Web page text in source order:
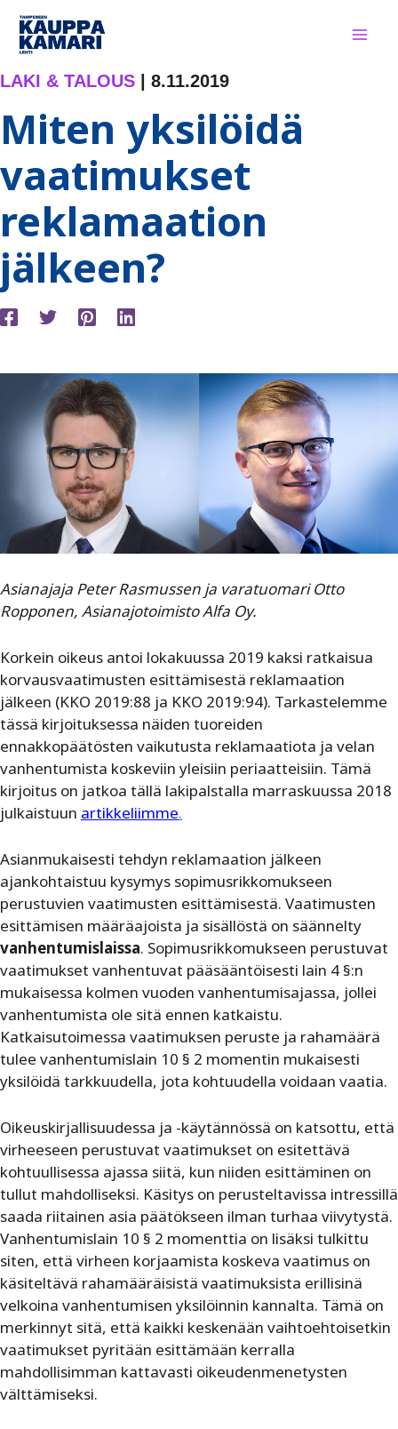
Siirry
sisältöön
LAKI & TALOUS 8.11.2019
Miten yksilöidä
vaatimukset
reklamaation
jälkeen?
Asianajaja Peter Rasmussen ja varatuomari Otto
Ropponen, Asianajotoimisto Alfa Oy.
Korkein oikeus antoi lokakuussa 2019 kaksi ratkaisua
korvausvaatimusten esittämisestä reklamaation
jälkeen (KKO 2019:88 ja KKO 2019:94). Tarkastelemme
tässä kirjoituksessa näiden tuoreiden
ennakkopäätösten vaikutusta reklamaatiota ja velan
vanhentumista koskeviin yleisiin periaatteisiin. Tämä
kirjoitus on jatkoa tällä lakipalstalla marraskuussa 2018
julkaistuun artikkeliimme.
Asianmukaisesti tehdyn reklamaation jälkeen
ajankohtaistuu kysymys sopimusrikkomukseen
perustuvien vaatimusten esittämisestä. Vaatimusten
esittämisen määräajoista ja sisällöstä on säännelty
vanhentumislaissa. Sopimusrikkomukseen perustuvat
vaatimukset vanhentuvat pääsääntöisesti lain 4 §:n
mukaisessa kolmen vuoden vanhentumisajassa, jollei
vanhentumista ole sitä ennen katkaistu.
Katkaisutoimessa vaatimuksen peruste ja rahamäärä
tulee vanhentumislain 10 § 2 momentin mukaisesti
yksilöidä tarkkuudella, jota kohtuudella voidaan vaatia.
Oikeuskirjallisuudessa ja -käytännössä on katsottu, että
virheeseen perustuvat vaatimukset on esitettävä
kohtuullisessa ajassa siitä, kun niiden esittäminen on
tullut mahdolliseksi. Käsitys on perusteltavissa intressillä
saada riitainen asia päätökseen ilman turhaa viivytystä.
Vanhentumislain 10 § 2 momenttia on lisäksi tulkittu
siten, että virheen korjaamista koskeva vaatimus on
käsiteltävä rahamääräisistä vaatimuksista erillisinä
velkoina vanhentumisen yksilöinnin kannalta. Tämä on
merkinnyt sitä, että kaikki keskenään vaihtoehtoisetkin
vaatimukset pyritään esittämään kerralla
mahdollisimman kattavasti oikeudenmenetysten
välttämiseksi.